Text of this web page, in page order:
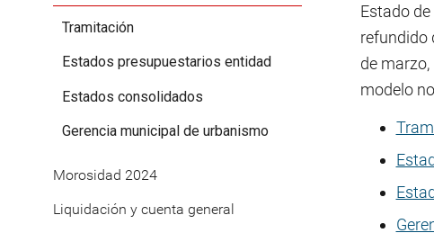
Estado
refundido
de
modelo
Tramitación
Estados presupuestarios entidad
Estados consolidados
Gerencia municipal de urbanismo
Morosidad 2024
Liquidación y cuenta general